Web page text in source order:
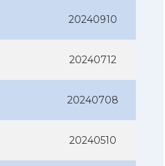
20240910
20240712
20240708
20240510